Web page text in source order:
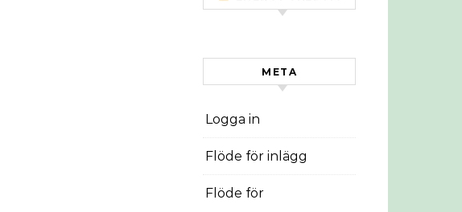
META
Logga in
Flöde för inlägg
Flöde för